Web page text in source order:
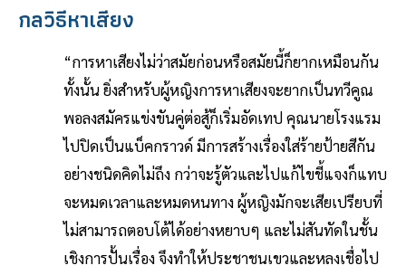
กลวิธีหาเสียง
“การหาเสียงไม่ว่าสมัยก่อนหรือสมัยนี้ก็ยากเหมือนกัน
ทั้งนั้น ยิ่งสำหรับผู้หญิงการหาเสียงจะยากเป็นทวีคูณ
พอลงสมัครแข่งขันคู่ต่อสู้ก็เริ่มอัดเทป คุณนายโรงแรม
ไปปิดเป็นแบ็คกราวด์ มีการสร้างเรื่องใส่ร้ายป้ายสีกัน
อย่างชนิดคิดไม่ถึง กว่าจะรู้ตัวและไปแก้ไขชี้แจงก็แทบ
จะหมดเวลาและหมดหนทาง ผู้หญิงมักจะเสียเปรียบที่
ไม่สามารถตอบโต้ได้อย่างหยาบๆ และไม่สันทัดในชั้น
เชิงการปั้นเรื่อง จึงทำให้ประชาชนเขวและหลงเชื่อไป